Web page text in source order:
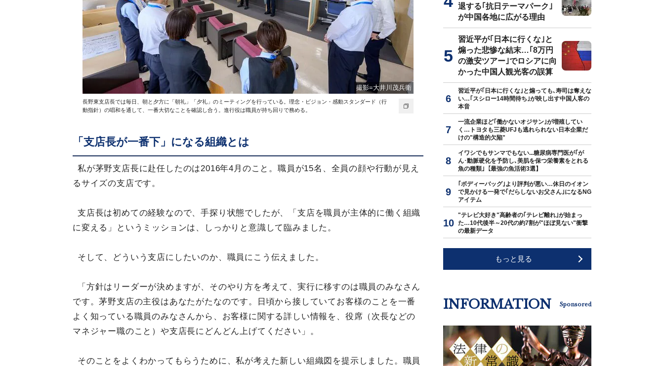
撮影=大井川茂兵衛
長野東支店長では毎日、朝と夕方に「朝礼」「夕礼」のミーティングを行っている。理念・ビジョン・感動スタンダード（行
動指針）の唱和を通して、一番大切なことを確認し合う。進行役は職員が持ち回りで務める。
「支店長が一番下」になる組織とは
私が茅野支店長に赴任したのは2016年4月のこと。職員が15名、全員の顔や行動が見え
るサイズの支店です。
支店長は初めての経験なので、手探り状態でしたが、「支店を職員が主体的に働く組織
に変える」というミッションは、しっかりと意識して臨みました。
そして、どういう支店にしたいのか、職員にこう伝えました。
「方針はリーダーが決めますが、そのやり方を考えて、実行に移すのは職員のみなさん
です。茅野支店の主役はあなたがたなのです。日頃から接していてお客様のことを一番
よく知っている職員のみなさんから、お客様に関する詳しい情報を、役席（次長などの
マネジャー職のこと）や支店長にどんどん上げてください」。
そのことをよくわかってもらうために、私が考えた新しい組織図を提示しました。職員
退する｢抗日テーマパーク｣
が中国各地に広がる理由
習近平が｢日本に行くな｣と
煽った悲惨な結末…｢8万円
の激安ツアー｣でロシアに向
かった中国人観光客の誤算
習近平が｢日本に行くな｣と煽っても､寿司は奪えな
い…｢スシロー14時間待ち｣が映し出す中国人客の
本音
一流企業ほど｢働かないオジサン｣が増殖してい
く…トヨタも三菱UFJも逃れられない日本企業だ
けの"構造的欠陥"
イワシでもサンマでもない...糖尿病専門医が｢が
ん･動脈硬化を予防し､美肌を保つ栄養素をとれる
魚の種類｣【最強の魚活術3選】
｢ボディーバッグ｣より評判が悪い…休日のイオン
で見かける一発で｢だらしないお父さん｣になるNG
アイテム
"テレビ大好き"高齢者の｢テレビ離れ｣が始まっ
た…10代後半～20代の約7割が"ほぼ見ない"衝撃
の最新データ
もっと見る
INFORMATION Sponsored